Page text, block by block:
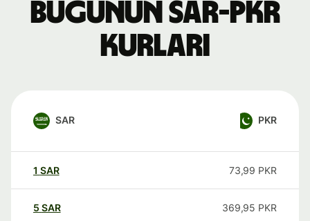
Bugünün SAR-PKR
kurları
SAR PKR
1 SAR 73,99 PKR
5 SAR 369,95 PKR